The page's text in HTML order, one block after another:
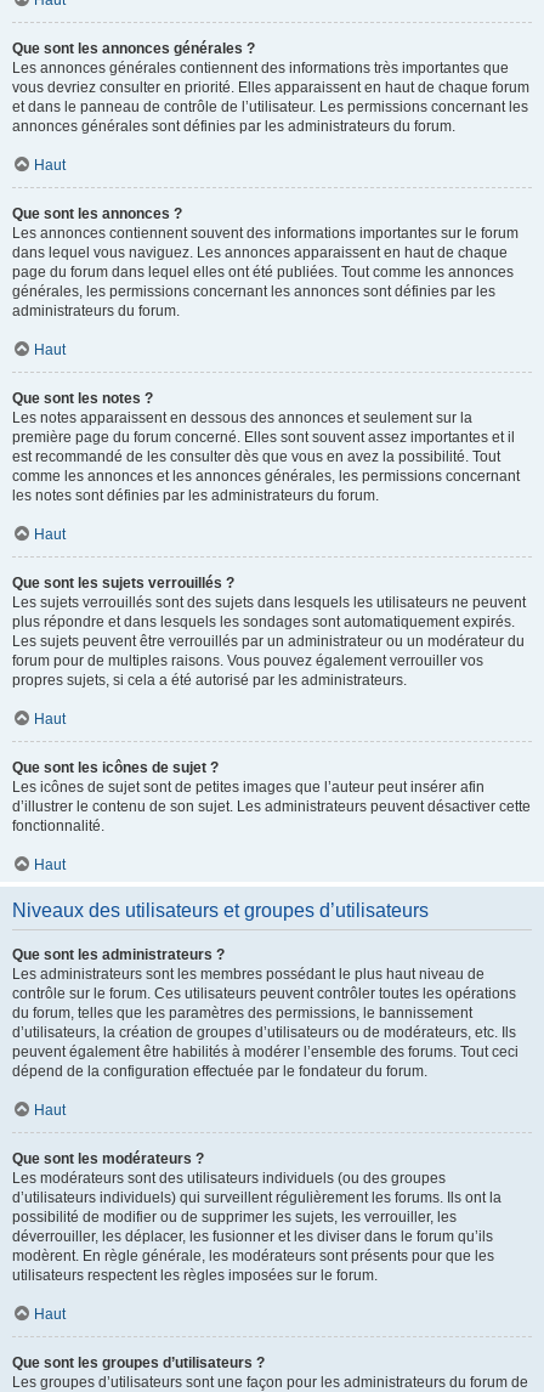
Que sont les annonces générales ?
Les annonces générales contiennent des informations très importantes que
vous devriez consulter en priorité. Elles apparaissent en haut de chaque forum
et dans le panneau de contrôle de l’utilisateur. Les permissions concernant les
annonces générales sont définies par les administrateurs du forum.
Haut
Que sont les annonces ?
Les annonces contiennent souvent des informations importantes sur le forum
dans lequel vous naviguez. Les annonces apparaissent en haut de chaque
page du forum dans lequel elles ont été publiées. Tout comme les annonces
générales, les permissions concernant les annonces sont définies par les
administrateurs du forum.
Haut
Que sont les notes ?
Les notes apparaissent en dessous des annonces et seulement sur la
première page du forum concerné. Elles sont souvent assez importantes et il
est recommandé de les consulter dès que vous en avez la possibilité. Tout
comme les annonces et les annonces générales, les permissions concernant
les notes sont définies par les administrateurs du forum.
Haut
Que sont les sujets verrouillés ?
Les sujets verrouillés sont des sujets dans lesquels les utilisateurs ne peuvent
plus répondre et dans lesquels les sondages sont automatiquement expirés.
Les sujets peuvent être verrouillés par un administrateur ou un modérateur du
forum pour de multiples raisons. Vous pouvez également verrouiller vos
propres sujets, si cela a été autorisé par les administrateurs.
Haut
Que sont les icônes de sujet ?
Les icônes de sujet sont de petites images que l’auteur peut insérer afin
d’illustrer le contenu de son sujet. Les administrateurs peuvent désactiver cette
fonctionnalité.
Haut
Niveaux des utilisateurs et groupes d’utilisateurs
Que sont les administrateurs ?
Les administrateurs sont les membres possédant le plus haut niveau de
contrôle sur le forum. Ces utilisateurs peuvent contrôler toutes les opérations
du forum, telles que les paramètres des permissions, le bannissement
d’utilisateurs, la création de groupes d’utilisateurs ou de modérateurs, etc. Ils
peuvent également être habilités à modérer l’ensemble des forums. Tout ceci
dépend de la configuration effectuée par le fondateur du forum.
Haut
Que sont les modérateurs ?
Les modérateurs sont des utilisateurs individuels (ou des groupes
d’utilisateurs individuels) qui surveillent régulièrement les forums. Ils ont la
possibilité de modifier ou de supprimer les sujets, les verrouiller, les
déverrouiller, les déplacer, les fusionner et les diviser dans le forum qu’ils
modèrent. En règle générale, les modérateurs sont présents pour que les
utilisateurs respectent les règles imposées sur le forum.
Haut
Que sont les groupes d’utilisateurs ?
Les groupes d’utilisateurs sont une façon pour les administrateurs du forum de